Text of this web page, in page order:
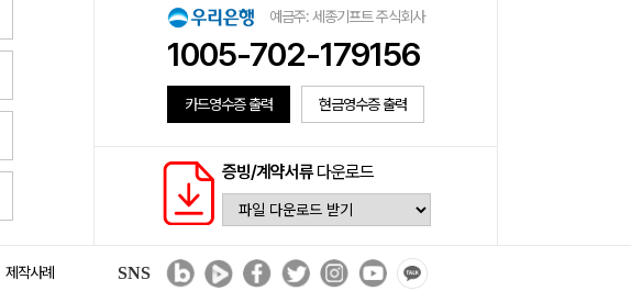
예금주: 세종기프트 주식회사
1005-702-179156
카드영수증 출력 현금영수증 출력
증빙/계약서류다운로드
제작사례 SNS